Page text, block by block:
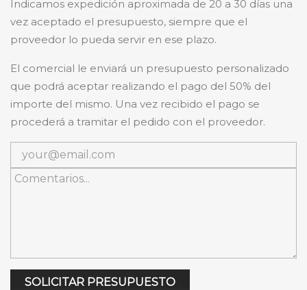
Indicamos expedición aproximada de 20 a 30 días una
vez aceptado el presupuesto, siempre que el
proveedor lo pueda servir en ese plazo.
El comercial le enviará un presupuesto personalizado
que podrá aceptar realizando el pago del 50% del
importe del mismo. Una vez recibido el pago se
procederá a tramitar el pedido con el proveedor.
SOLICITAR PRESUPUESTO